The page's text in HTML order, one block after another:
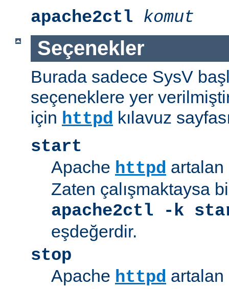
apache2ctl
komut
Seçenekler
Burada sadece SysV
seçeneklere yer
için httpd kılavuz
start
Apache httpd artalan
Zaten çalışmaktaysa
apache2ctl -k
eşdeğerdir.
stop
Apache httpd artalan